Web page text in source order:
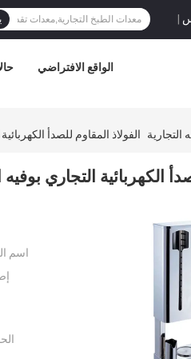
|
الواقع الافتراضي
التجارية الفولاذ المقاوم للصدأ الكهربائية
التجاري بوفيه المعدات 3
اسم